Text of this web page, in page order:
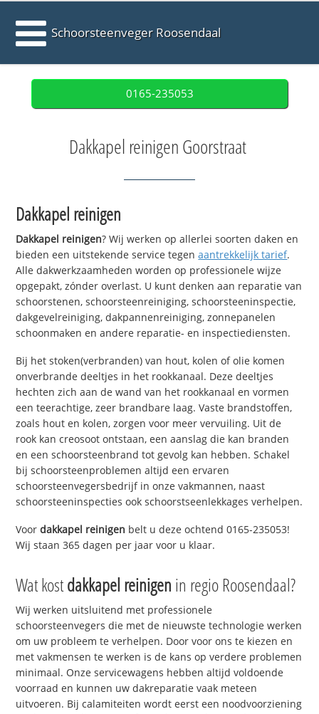
Schoorsteenveger Roosendaal
0165-235053
Dakkapel reinigen Goorstraat
Dakkapel reinigen
Dakkapel reinigen? Wij werken op allerlei soorten daken en
bieden een uitstekende service tegenaantrekkelijk tarief.
Alle dakwerkzaamheden worden op professionele wijze
opgepakt, zónder overlast. U kunt denken aan reparatie van
schoorstenen, schoorsteenreiniging, schoorsteeninspectie,
dakgevelreiniging, dakpannenreiniging, zonnepanelen
schoonmaken en andere reparatie- en inspectiediensten.
Bij het stoken(verbranden) van hout, kolen of olie komen
onverbrande deeltjes in het rookkanaal. Deze deeltjes
hechten zich aan de wand van het rookkanaal en vormen
een teerachtige, zeer brandbare laag. Vaste brandstoffen,
zoals hout en kolen, zorgen voor meer vervuiling. Uit de
rook kan creosoot ontstaan, een aanslag die kan branden
en een schoorsteenbrand tot gevolg kan hebben. Schakel
bij schoorsteenproblemen altijd een ervaren
schoorsteenvegersbedrijf in onze vakmannen, naast
schoorsteeninspecties ook schoorstseenlekkages verhelpen.
Voordakkapel reinigen belt u deze ochtend 0165-235053!
Wij staan 365 dagen per jaar voor u klaar.
Wat kostdakkapel reinigen in regio Roosendaal?
Wij werken uitsluitend met professionele
schoorsteenvegers die met de nieuwste technologie werken
om uw probleem te verhelpen. Door voor ons te kiezen en
met vakmensen te werken is de kans op verdere problemen
minimaal. Onze servicewagens hebben altijd voldoende
voorraad en kunnen uw dakreparatie vaak meteen
uitvoeren. Bij calamiteiten wordt eerst een noodvoorziening